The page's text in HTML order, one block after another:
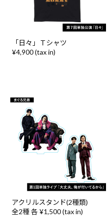
「日々」Ｔシャツ
¥4,900 (tax in)
アクリルスタンド(2種類)
全2種 各 ¥1,500 (tax in)